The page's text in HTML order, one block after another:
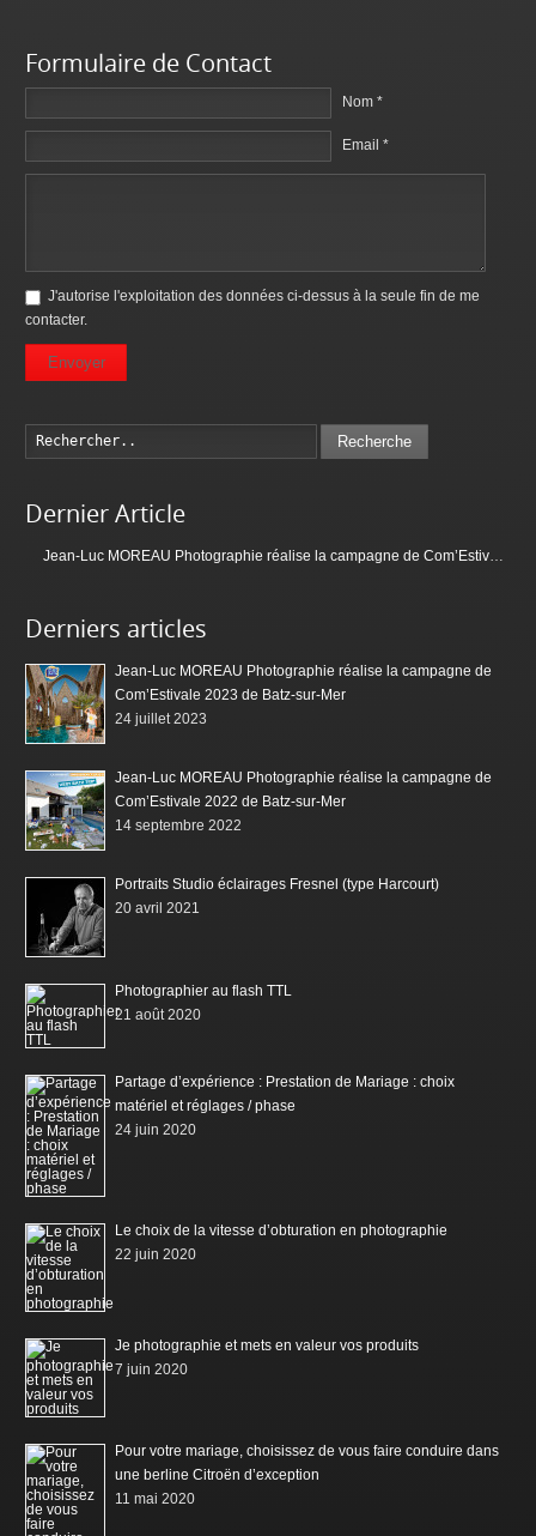
Formulaire de Contact
Nom *
Email *
J'autorise l'exploitation des données ci-dessus à la seule fin de me
contacter.
Envoyer
Recherche
Dernier Article
Jean-Luc MOREAU Photographie réalise la campagne de Com’Estivale 2023 de Batz-sur-Mer
Derniers articles
Jean-Luc MOREAU Photographie réalise la campagne de
Com’Estivale 2023 de Batz-sur-Mer
24 juillet 2023
Jean-Luc MOREAU Photographie réalise la campagne de
Com’Estivale 2022 de Batz-sur-Mer
14 septembre 2022
Portraits Studio éclairages Fresnel (type Harcourt)
20 avril 2021
Photographier au flash TTL
21 août 2020
Partage d’expérience : Prestation de Mariage : choix
matériel et réglages / phase
24 juin 2020
Le choix de la vitesse d’obturation en photographie
22 juin 2020
Je photographie et mets en valeur vos produits
7 juin 2020
Pour votre mariage, choisissez de vous faire conduire dans
une berline Citroën d’exception
11 mai 2020